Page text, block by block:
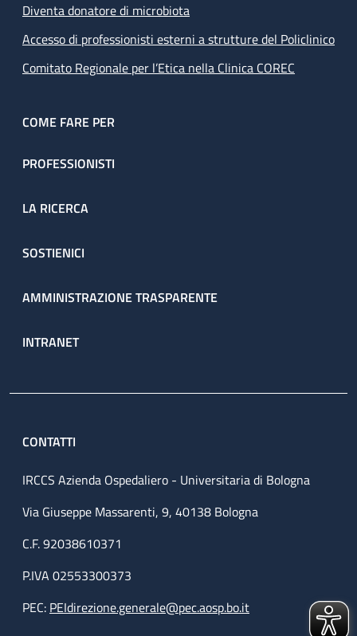
Diventa donatore di microbiota
Accesso di professionisti esterni a strutture del Policlinico
Comitato Regionale per l’Etica nella Clinica COREC
COME FARE PER
PROFESSIONISTI
LA RICERCA
SOSTIENICI
AMMINISTRAZIONE TRASPARENTE
INTRANET
CONTATTI
IRCCS Azienda Ospedaliero - Universitaria di Bologna
Via Giuseppe Massarenti, 9, 40138 Bologna
C.F. 92038610371
P.IVA 02553300373
PEC: PEIdirezione.generale@pec.aosp.bo.it